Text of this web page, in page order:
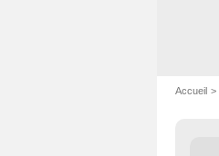
Accueil